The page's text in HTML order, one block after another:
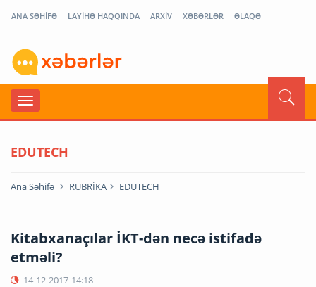
ANA SƏHİFƏ LAYİHƏ HAQQINDA ARXİV XƏBƏRLƏR ƏLAQƏ
EDUTECH
Ana Səhifə RUBRİKA EDUTECH
Kitabxanaçılar İKT-dən necə istifadə
etməli?
14-12-2017 14:18